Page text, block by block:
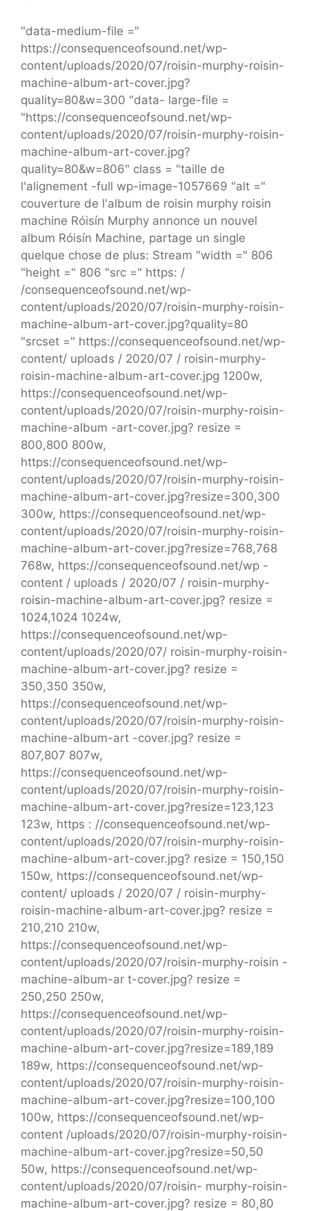
"data-medium-file ="
https://consequenceofsound.net/wp-
content/uploads/2020/07/roisin-murphy-roisin-
machine-album-art-cover.jpg?
quality=80&w=300 "data- large-file =
"https://consequenceofsound.net/wp-
content/uploads/2020/07/roisin-murphy-roisin-
machine-album-art-cover.jpg?
quality=80&w=806" class = "taille de
l'alignement -full wp-image-1057669 "alt ="
couverture de l'album de roisin murphy roisin
machine Róisín Murphy annonce un nouvel
album Róisín Machine, partage un single
quelque chose de plus: Stream "width =" 806
"height =" 806 "src =" https: /
/consequenceofsound.net/wp-
content/uploads/2020/07/roisin-murphy-roisin-
machine-album-art-cover.jpg?quality=80
"srcset =" https://consequenceofsound.net/wp-
content/ uploads / 2020/07 / roisin-murphy-
roisin-machine-album-art-cover.jpg 1200w,
https://consequenceofsound.net/wp-
content/uploads/2020/07/roisin-murphy-roisin-
machine-album -art-cover.jpg? resize =
800,800 800w,
https://consequenceofsound.net/wp-
content/uploads/2020/07/roisin-murphy-roisin-
machine-album-art-cover.jpg?resize=300,300
300w, https://consequenceofsound.net/wp-
content/uploads/2020/07/roisin-murphy-roisin-
machine-album-art-cover.jpg?resize=768,768
768w, https://consequenceofsound.net/wp -
content / uploads / 2020/07 / roisin-murphy-
roisin-machine-album-art-cover.jpg? resize =
1024,1024 1024w,
https://consequenceofsound.net/wp-
content/uploads/2020/07/ roisin-murphy-roisin-
machine-album-art-cover.jpg? resize =
350,350 350w,
https://consequenceofsound.net/wp-
content/uploads/2020/07/roisin-murphy-roisin-
machine-album-art -cover.jpg? resize =
807,807 807w,
https://consequenceofsound.net/wp-
content/uploads/2020/07/roisin-murphy-roisin-
machine-album-art-cover.jpg?resize=123,123
123w, https : //consequenceofsound.net/wp-
content/uploads/2020/07/roisin-murphy-roisin-
machine-album-art-cover.jpg? resize = 150,150
150w, https://consequenceofsound.net/wp-
content/ uploads / 2020/07 / roisin-murphy-
roisin-machine-album-art-cover.jpg? resize =
210,210 210w,
https://consequenceofsound.net/wp-
content/uploads/2020/07/roisin-murphy-roisin -
machine-album-ar t-cover.jpg? resize =
250,250 250w,
https://consequenceofsound.net/wp-
content/uploads/2020/07/roisin-murphy-roisin-
machine-album-art-cover.jpg?resize=189,189
189w, https://consequenceofsound.net/wp-
content/uploads/2020/07/roisin-murphy-roisin-
machine-album-art-cover.jpg?resize=100,100
100w, https://consequenceofsound.net/wp-
content /uploads/2020/07/roisin-murphy-roisin-
machine-album-art-cover.jpg?resize=50,50
50w, https://consequenceofsound.net/wp-
content/uploads/2020/07/roisin- murphy-roisin-
machine-album-art-cover.jpg? resize = 80,80